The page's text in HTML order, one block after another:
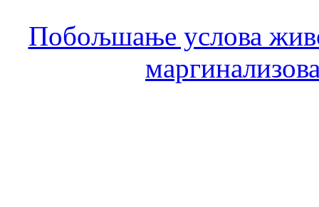
Побољшање услова